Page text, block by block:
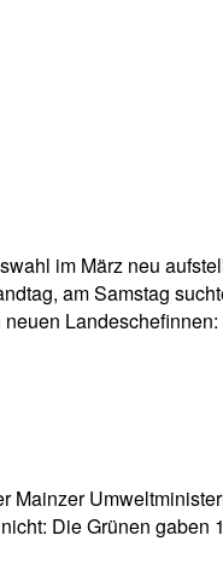
im März neu
am Samstag
Die Grünen